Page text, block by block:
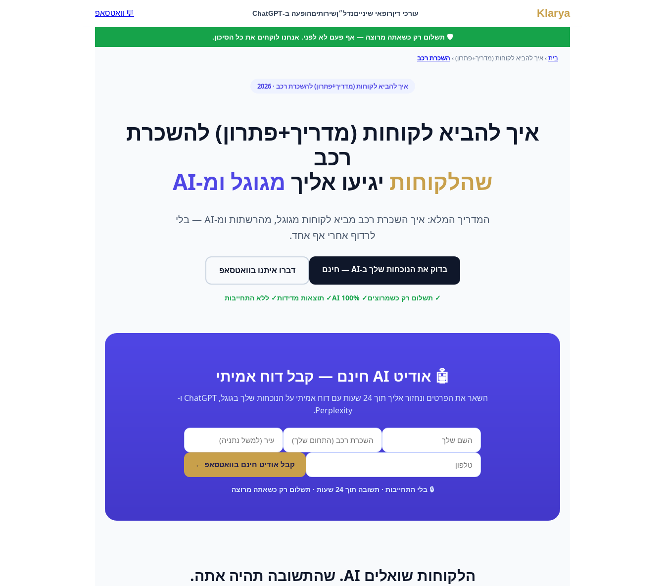
Klarya עורכי דיןרופאי שינייםנדל״ןשירותיםהופעה ב-ChatGPT 💬 וואטסאפ
🛡️ תשלום רק כשאתה מרוצה — אף פעם לא לפני. אנחנו לוקחים את כל הסיכון.
בית›איך להביא לקוחות (מדריך+פתרון)› השכרת רכב
איך להביא לקוחות (מדריך+פתרון)להשכרת רכב · 2026
איך להביא לקוחות (מדריך+פתרון) להשכרת
רכב
שהלקוחות יגיעו אליך מגוגל ומ-AI
המדריך המלא: איך השכרת רכב מביא לקוחות מגוגל, מהרשתות ומ-AI — בלי
לרדוף אחרי אף אחד.
בדוק את הנוכחות שלך ב-AI — חינם דברו איתנו בוואטסאפ
✓ תשלום רק כשמרוצים✓ 100% AI ✓ תוצאות מדידות✓ ללא התחייבות
🤖 אודיט AI חינם — קבל דוח אמיתי
השאר את הפרטים ונחזור אליך תוך 24 שעות עם דוח אמיתי על הנוכחות שלך בגוגל, ChatGPT ו-
Perplexity.
קבל אודיט חינם בוואטסאפ ←
🔒 בלי התחייבות · תשובה תוך 24 שעות · תשלום רק כשאתה מרוצה
הלקוחות שואלים AI. שהתשובה תהיה אתה.